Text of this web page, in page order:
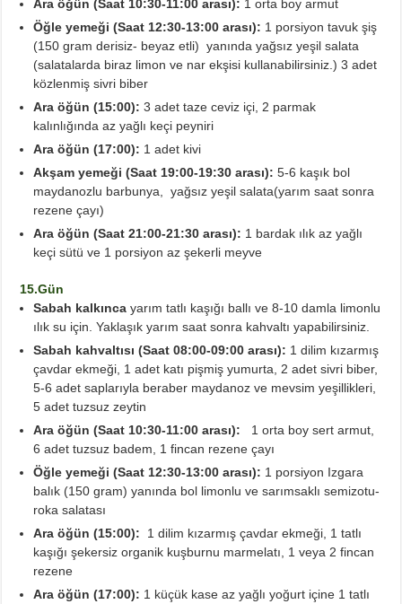
Ara öğün (Saat 10:30-11:00 arası): 1 orta boy armut
Öğle yemeği (Saat 12:30-13:00 arası): 1 porsiyon tavuk şiş
(150 gram derisiz- beyaz etli) yanında yağsız yeşil salata
(salatalarda biraz limon ve nar ekşisi kullanabilirsiniz.) 3 adet
közlenmiş sivri biber
Ara öğün (15:00): 3 adet taze ceviz içi, 2 parmak
kalınlığında az yağlı keçi peyniri
Ara öğün (17:00): 1 adet kivi
Akşam yemeği (Saat 19:00-19:30 arası): 5-6 kaşık bol
maydanozlu barbunya, yağsız yeşil salata(yarım saat sonra
rezene çayı)
Ara öğün (Saat 21:00-21:30 arası): 1 bardak ılık az yağlı
keçi sütü ve 1 porsiyon az şekerli meyve
15.Gün
Sabah kalkıncayarım tatlı kaşığı ballı ve 8-10 damla limonlu
ılık su için. Yaklaşık yarım saat sonra kahvaltı yapabilirsiniz.
Sabah kahvaltısı (Saat 08:00-09:00 arası): 1 dilim kızarmış
çavdar ekmeği, 1 adet katı pişmiş yumurta, 2 adet sivri biber,
5-6 adet saplarıyla beraber maydanoz ve mevsim yeşillikleri,
5 adet tuzsuz zeytin
Ara öğün (Saat 10:30-11:00 arası):
1 orta boy sert armut,
6 adet tuzsuz badem, 1 fincan rezene çayı
Öğle yemeği (Saat 12:30-13:00 arası): 1 porsiyon Izgara
balık (150 gram) yanında bol limonlu ve sarımsaklı semizotu-
roka salatası
Ara öğün (15:00): 1 dilim kızarmış çavdar ekmeği, 1 tatlı
kaşığı şekersiz organik kuşburnu marmelatı, 1 veya 2 fincan
rezene
Ara öğün (17:00): 1 küçük kase az yağlı yoğurt içine 1 tatlı